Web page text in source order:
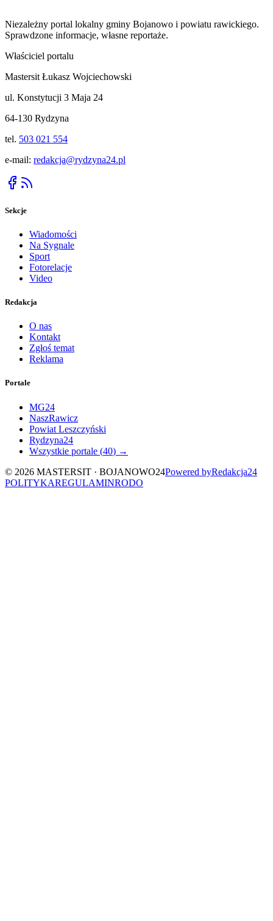
Niezależny portal lokalny gminy Bojanowo i powiatu rawickiego.
Sprawdzone informacje, własne reportaże.
Właściciel portalu
Mastersit Łukasz Wojciechowski
ul. Konstytucji 3 Maja 24
64-130 Rydzyna
tel. 503 021 554
e-mail: redakcja@rydzyna24.pl
Sekcje
Wiadomości
Na Sygnale
Sport
Fotorelacje
Video
Redakcja
O nas
Kontakt
Zgłoś temat
Reklama
Portale
MG24
NaszRawicz
Powiat Leszczyński
Rydzyna24
Wszystkie portale (40) →
© 2026 MASTERSIT · BOJANOWO24Powered byRedakcja24
POLITYKAREGULAMINRODO